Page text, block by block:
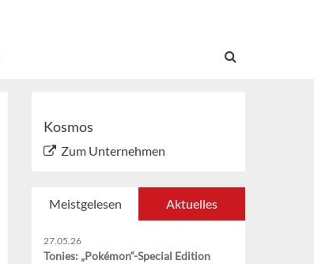
Kosmos
Zum Unternehmen
Meistgelesen Aktuelles
27.05.26
Tonies: „Pokémon“-Special Edition